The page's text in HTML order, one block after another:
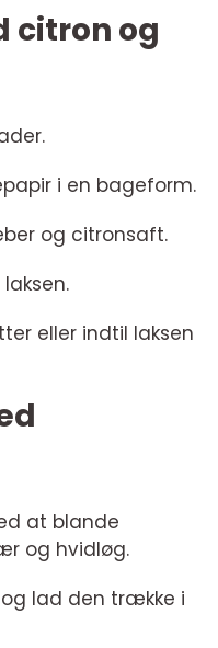
citron og
i en bageform.
og citronsaft.
eller indtil laksen
at blande
og hvidløg.
lad den trække i